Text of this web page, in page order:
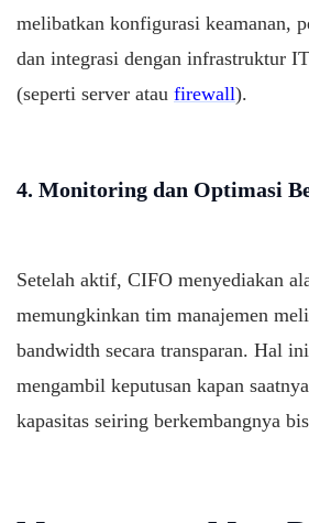
melibatkan konfigurasi keamanan,
dan integrasi dengan infrastruktur
(seperti server atau firewall).
4. Monitoring dan Optimasi
Setelah aktif, CIFO menyediakan
memungkinkan tim manajemen
bandwidth secara transparan. Hal
mengambil keputusan kapan
kapasitas seiring berkembangnya